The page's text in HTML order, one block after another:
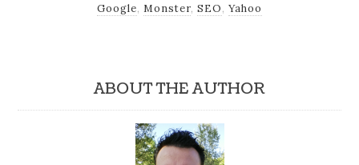
Google, Monster, SEO, Yahoo
ABOUT THE AUTHOR